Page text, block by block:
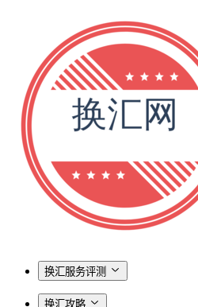
换汇服务评测
换汇攻略